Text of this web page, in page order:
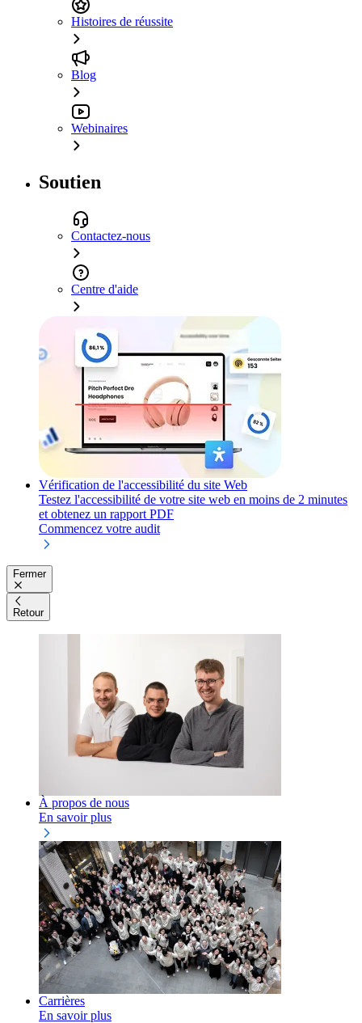
Histoires de réussite
Blog
Webinaires
Soutien
Contactez-nous
Centre d'aide
Vérification de l'accessibilité du site Web
Testez l'accessibilité de votre site web en moins de 2 minutes
et obtenez un rapport PDF
Commencez votre audit
Fermer
Retour
À propos de nous
En savoir plus
Carrières
En savoir plus